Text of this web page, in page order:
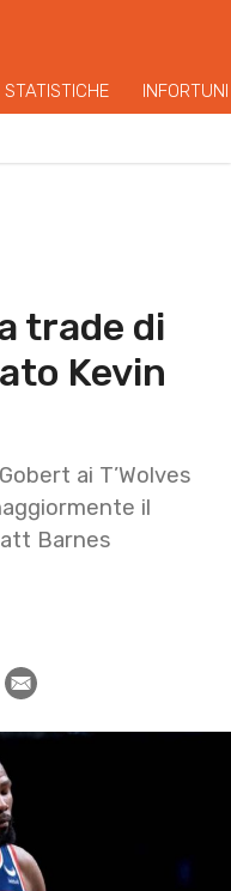
STATISTICHE INFORTUNI
trade di
Kevin
ai T’Wolves
il
Barnes